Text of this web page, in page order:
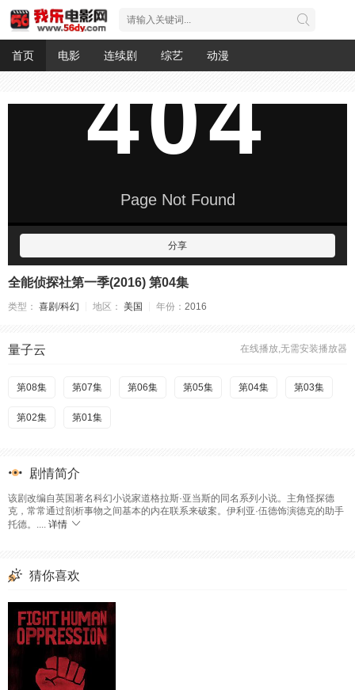
首页 电影 连续剧 综艺 动漫
分享
全能侦探社第一季(2016) 第04集
类型： 喜剧/科幻 地区： 美国 年份： 2016
在线播放,无需安装播放器
量子云
第08集 第07集 第06集 第05集 第04集 第03集
第02集 第01集
剧情简介
该剧改编自英国著名科幻小说家道格拉斯·亚当斯的同名系列小说。主角怪探德
克，常常通过剖析事物之间基本的内在联系来破案。伊利亚·伍德饰演德克的助手
托德。.... 详情
猜你喜欢